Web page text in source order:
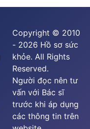
Copyright © 2010
- 2026 Hồ sơ sức
khỏe. All Rights
Reserved.
Người đọc nên tư
vấn với Bác sĩ
trước khi áp dụng
các thông tin trên